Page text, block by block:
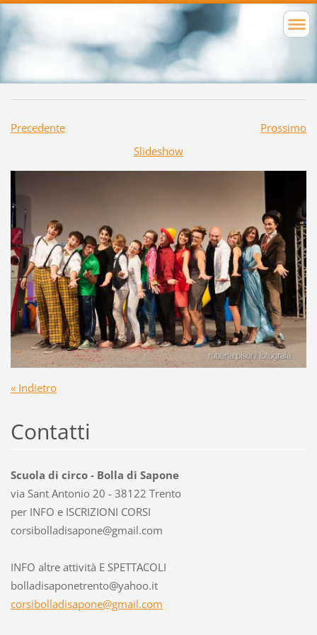
Precedente
Prossimo
Slideshow
« Indietro
Contatti
Scuola di circo - Bolla di Sapone
via Sant Antonio 20 - 38122 Trento
per INFO e ISCRIZIONI CORSI
corsibolladisapone@gmail.com
INFO altre attività E SPETTACOLI
bolladisaponetrento@yahoo.it
corsibolladisapone@gmail.com